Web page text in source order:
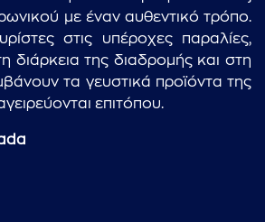
με έναν αυθεντικό τρόπο.
στις υπέροχες παραλίες,
διάρκεια της διαδρομής και στη
τα γευστικά προϊόντα της
επιτόπου.